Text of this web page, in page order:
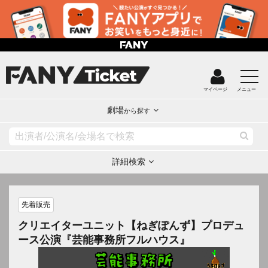
マイページ メニュー
劇場から探す
詳細検索
先着販売
クリエイターユニット【ねぎぽんず】プロデュ
ース公演『芸能事務所フルハウス』